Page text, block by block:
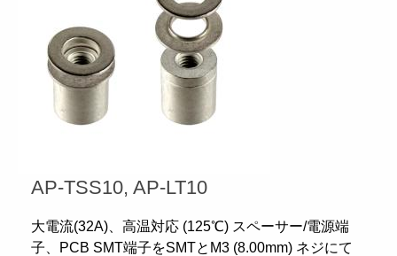
AP-TSS10, AP-LT10
大電流(32A)、高温対応 (125℃) スペーサー/電源端
子、PCB SMT端子をSMTとM3 (8.00mm) ネジにて